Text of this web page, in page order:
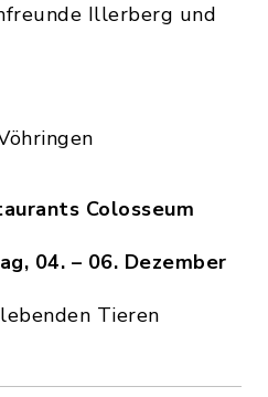
Illerberg und
Colosseum
04. – 06. Dezember
Tieren